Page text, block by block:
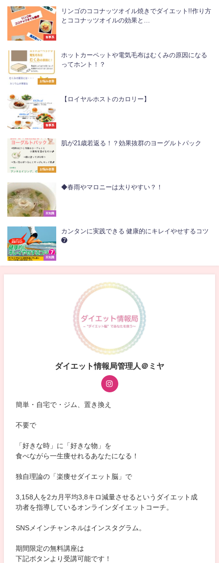
食事系
リンゴのココナッツオイル焼きでダイエット!!作り方
とココナッツオイルの効果と…
お悩み改善
ホットカーペットや電気毛布はむくみの原因になる
ってホント！？
食事系
【ロイヤルホストのカロリー】
お悩み改善
肌が21歳若返る！？効果抜群のヨーグルトパック
豆知識
◆春雨やマロニーは太りやすい？！
豆知識
カンタンに実践できる 健康的にキレイやせするコツ
❼
ダイエット情報局管理人＠ミヤ
簡単・自宅で・ジム、置き換え
不要で
「好きな時」に「好きな物」を
食べながら一生痩せれるあなたになる！
独自理論の「楽痩せダイエット脳」で
3,158人を2カ月平均3,8キロ減量させるというダイエット成
功者を指導しているオンラインダイエットコーチ。
SNSメインチャンネルはインスタグラム。
期間限定の無料講座は
下記ボタンより受講可能です！